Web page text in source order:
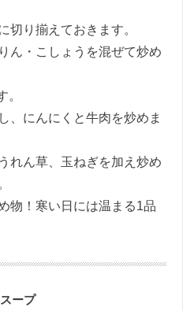
り揃えておきます。
ん・こしょうを混ぜて炒め
、にんにくと牛肉を炒めま
れん草、玉ねぎを加え炒め
物！寒い日には温まる1品
ープ